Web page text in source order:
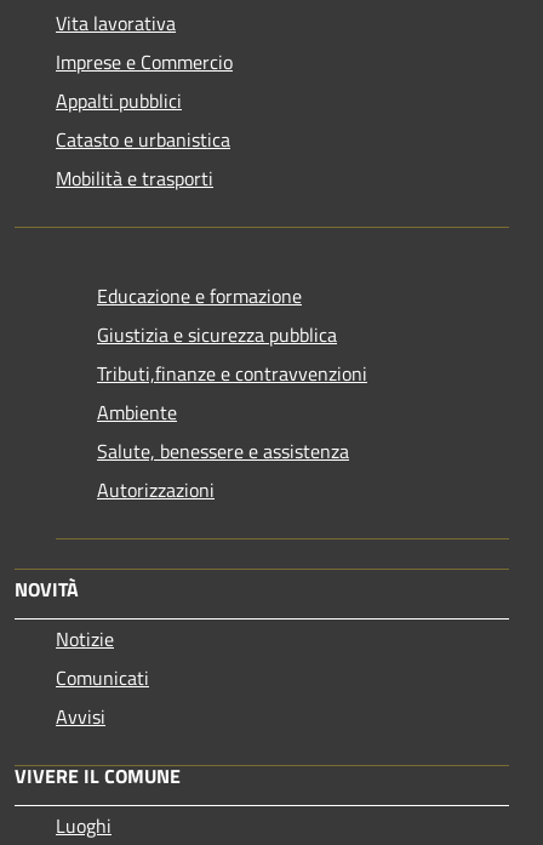
Vita lavorativa
Imprese e Commercio
Appalti pubblici
Catasto e urbanistica
Mobilità e trasporti
Educazione e formazione
Giustizia e sicurezza pubblica
Tributi,finanze e contravvenzioni
Ambiente
Salute, benessere e assistenza
Autorizzazioni
NOVITÀ
Notizie
Comunicati
Avvisi
VIVERE IL COMUNE
Luoghi